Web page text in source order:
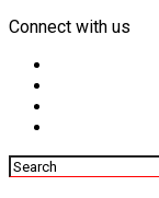
Connect with us